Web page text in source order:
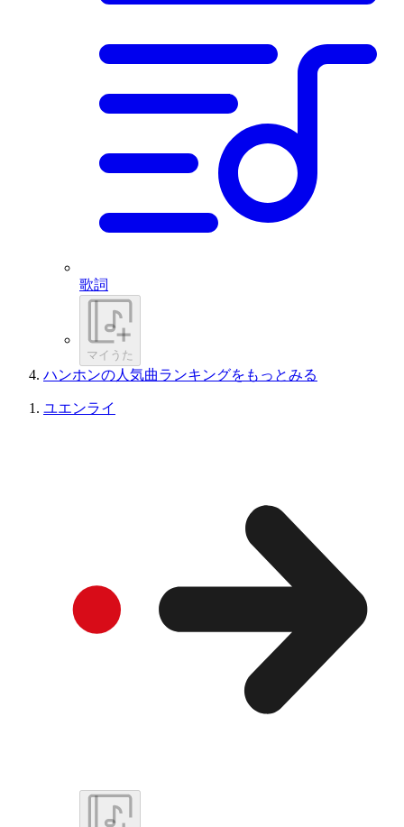
歌詞
マイうた
ハンホンの人気曲ランキングをもっとみる
ユエンライ